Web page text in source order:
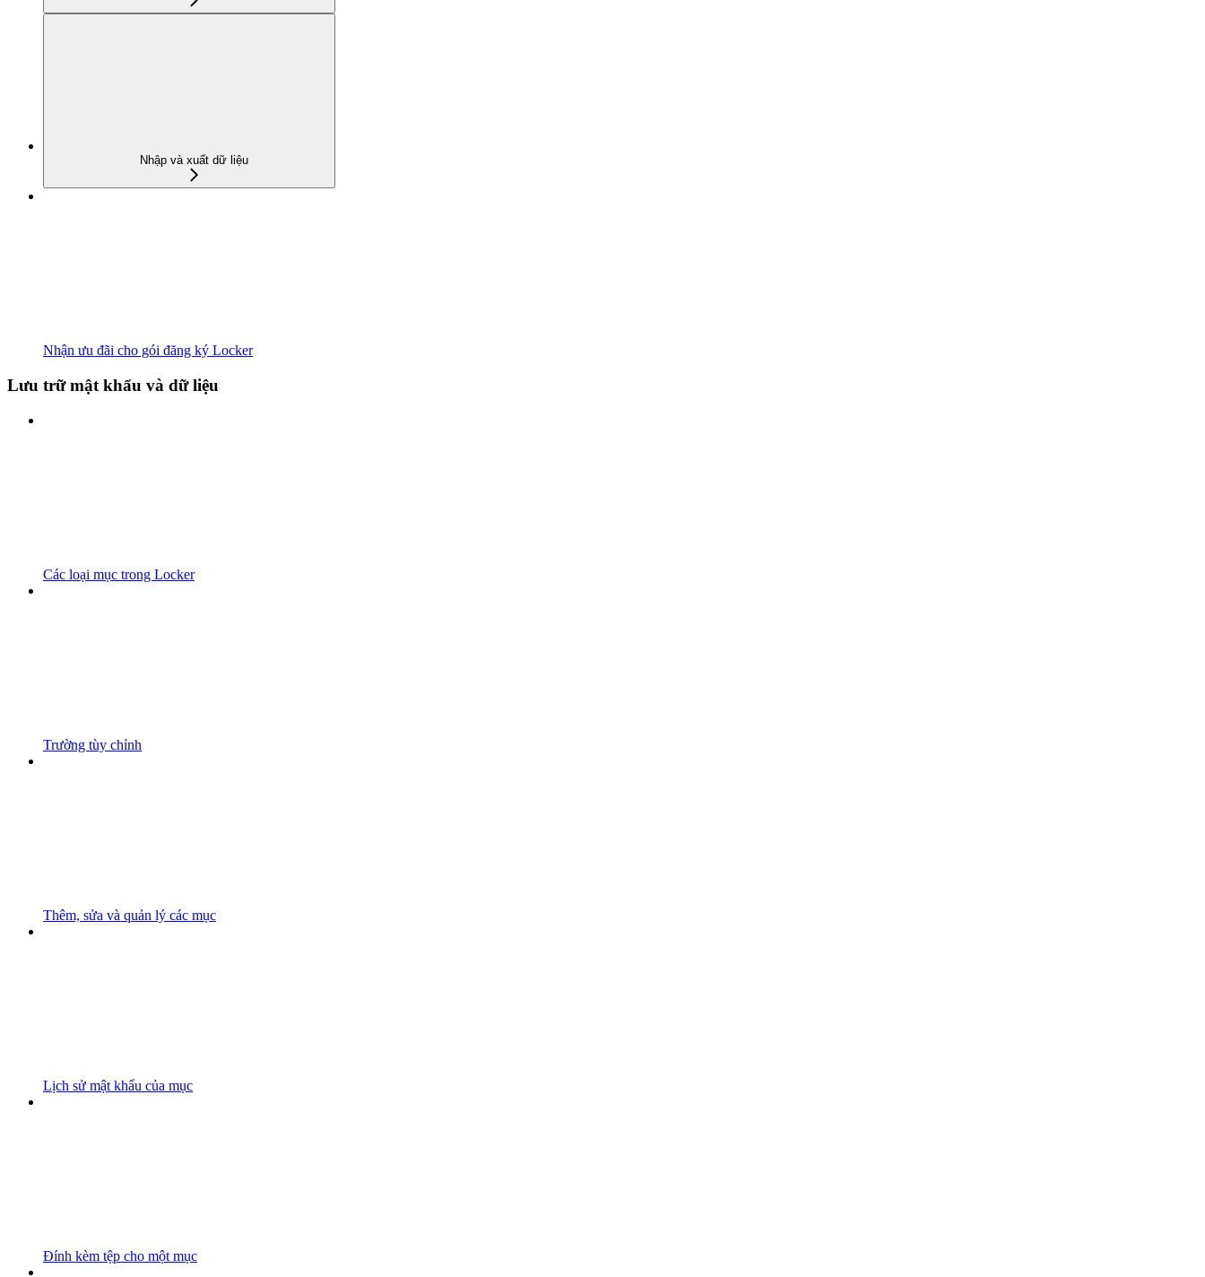
Nhập và xuất dữ liệu
Nhận ưu đãi cho gói đăng ký Locker
Lưu trữ mật khẩu và dữ liệu
Các loại mục trong Locker
Trường tùy chỉnh
Thêm, sửa và quản lý các mục
Lịch sử mật khẩu của mục
Đính kèm tệp cho một mục